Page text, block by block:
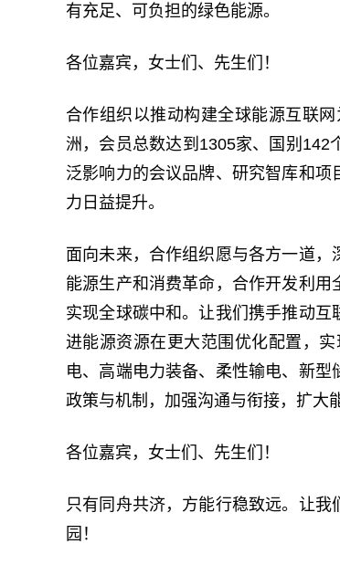
有充足、可负担的绿色能源。
各位嘉宾，女士们、先生们！
合作组织以推动构建全球能源互联
洲，会员总数达到1305家、国别142
泛影响力的会议品牌、研究智库和
力日益提升。
面向未来，合作组织愿与各方一道
能源生产和消费革命，合作开发利
实现全球碳中和。让我们携手推动
进能源资源在更大范围优化配置，
电、高端电力装备、柔性输电、新
政策与机制，加强沟通与衔接，扩大
各位嘉宾，女士们、先生们！
只有同舟共济，方能行稳致远。让
园！